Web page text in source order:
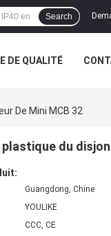
Search
DE QUALITÉ
De Mini MCB 32
du
Guangdong, Chine
YOULIKE
CCC, CE